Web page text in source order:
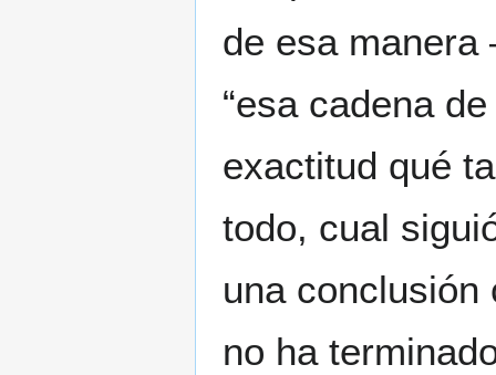
de esa manera
“esa cadena
exactitud qué
todo, cual
una conclusión
no ha